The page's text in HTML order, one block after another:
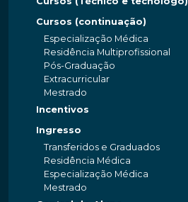
Cursos (continuação)
Especialização Médica
Residência Multiprofissional
Pós-Graduação
Extracurricular
Mestrado
Incentivos
Ingresso
Transferidos e Graduados
Residência Médica
Especialização Médica
Mestrado